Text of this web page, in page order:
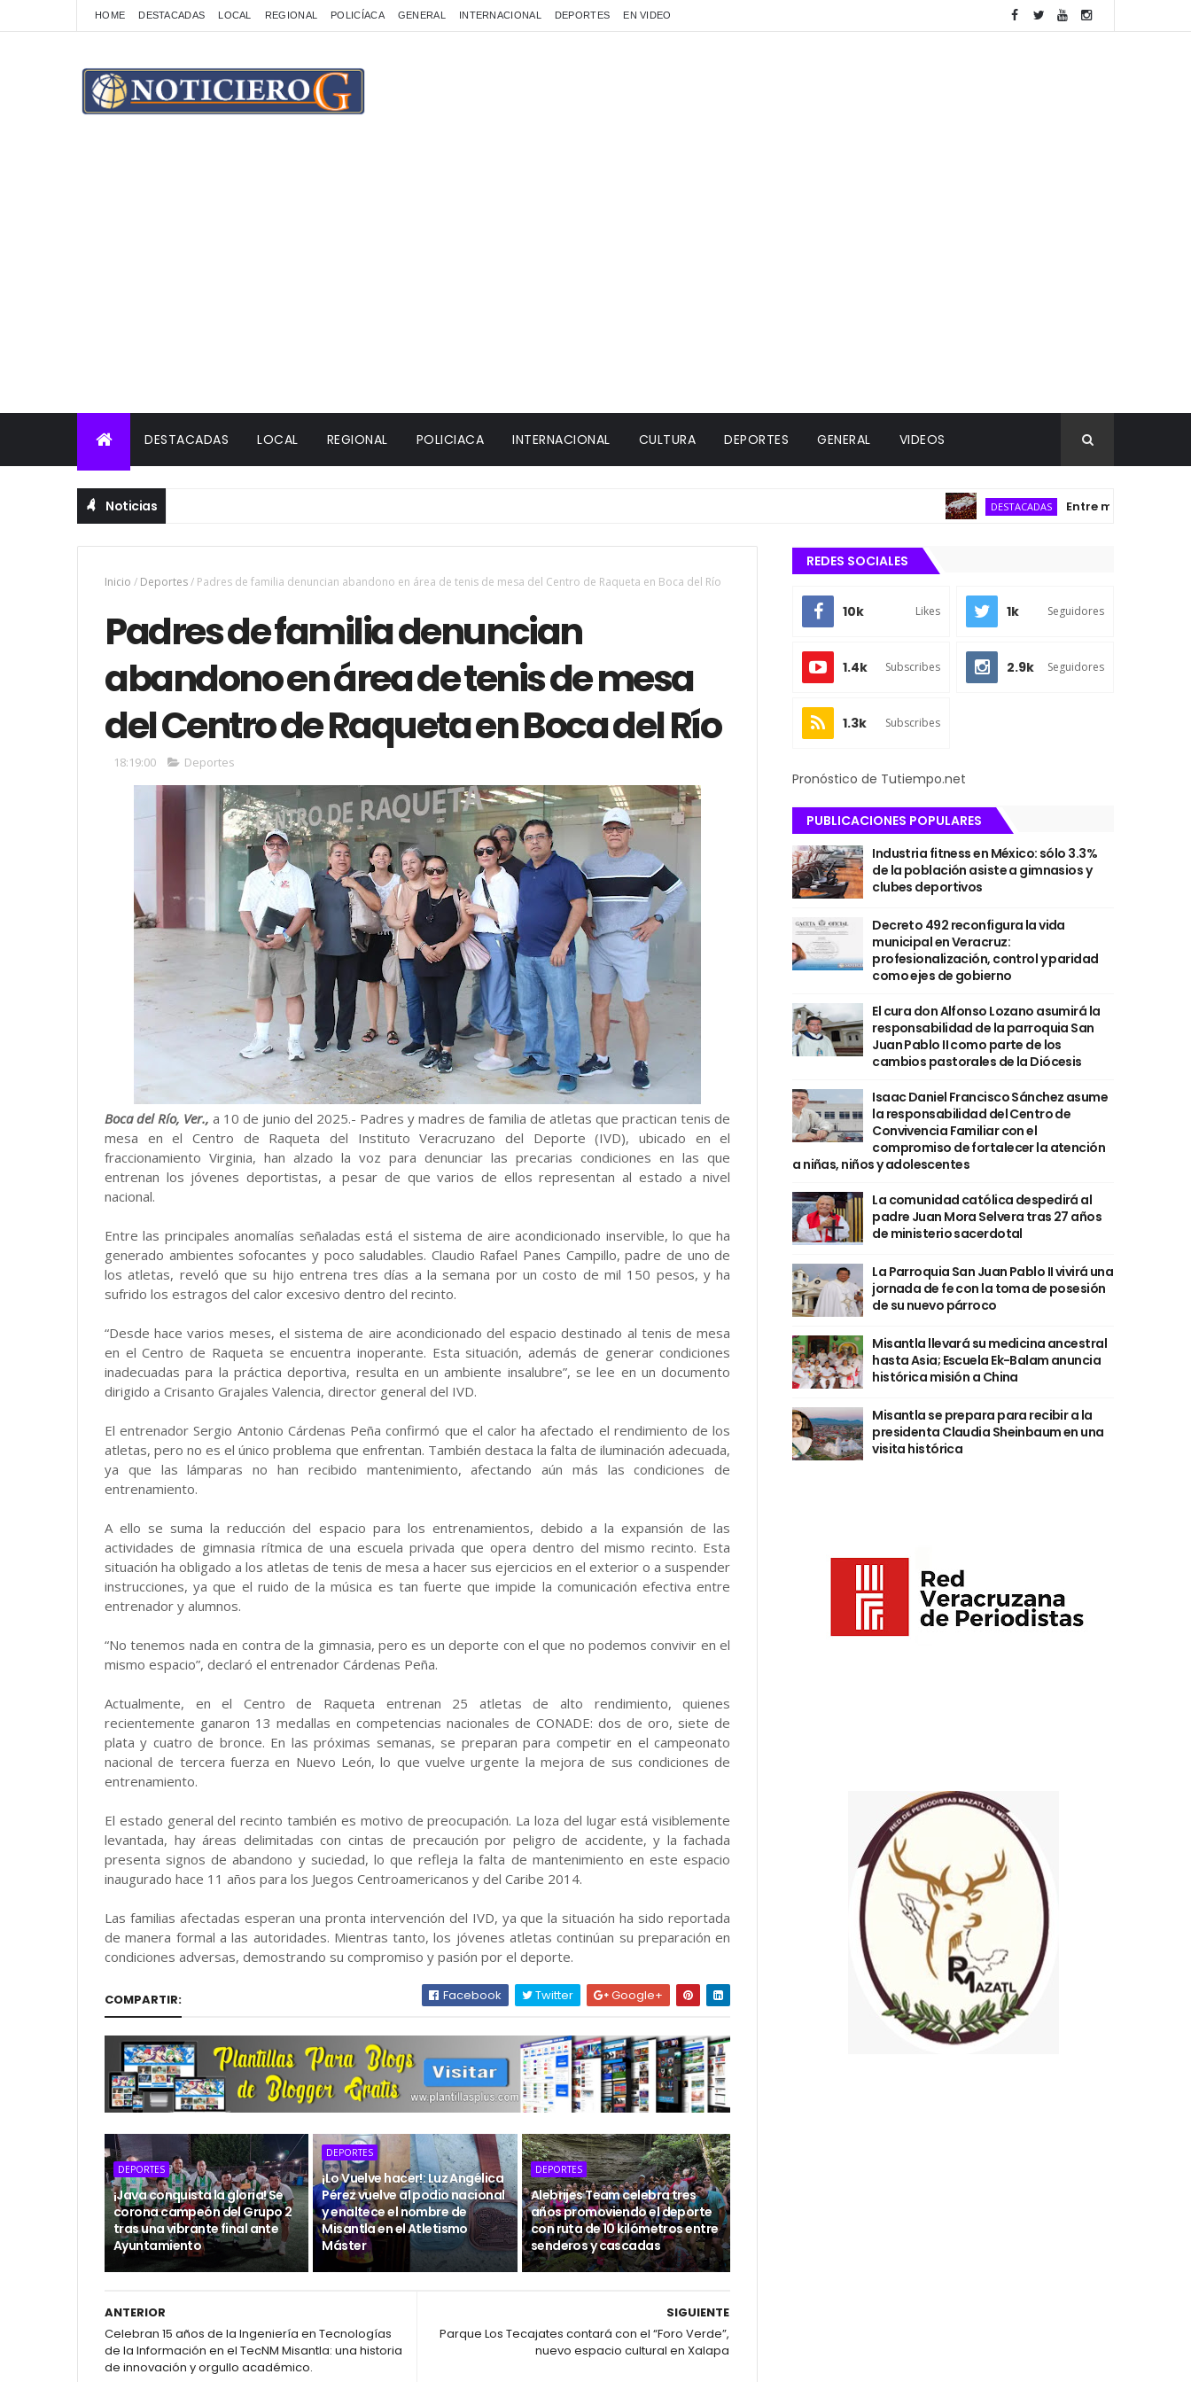
HOME DESTACADAS LOCAL REGIONAL POLICÍACA GENERAL INTERNACIONAL DEPORTES EN VIDEO
DESTACADAS LOCAL REGIONAL POLICIACA INTERNACIONAL CULTURA DEPORTES GENERAL VIDEOS
Noticias DESTACADAS Entre manzanas y flores,
Inicio / Deportes/ Padres de familia denuncian abandono en área de tenis de mesa del Centro de Raqueta en Boca del Río
Padres de familia denuncian
abandono en área de tenis de mesa
del Centro de Raqueta en Boca del Río
18:19:00 Deportes
Boca del Río, Ver.,a 10 de junio del 2025.- Padres y madres de familia de atletas que practican tenis de
mesa en el Centro de Raqueta del Instituto Veracruzano del Deporte (IVD), ubicado en el
fraccionamiento Virginia, han alzado la voz para denunciar las precarias condiciones en las que
entrenan los jóvenes deportistas, a pesar de que varios de ellos representan al estado a nivel
nacional.
Entre las principales anomalías señaladas está el sistema de aire acondicionado inservible, lo que ha
generado ambientes sofocantes y poco saludables. Claudio Rafael Panes Campillo, padre de uno de
los atletas, reveló que su hijo entrena tres días a la semana por un costo de mil 150 pesos, y ha
sufrido los estragos del calor excesivo dentro del recinto.
“Desde hace varios meses, el sistema de aire acondicionado del espacio destinado al tenis de mesa
en el Centro de Raqueta se encuentra inoperante. Esta situación, además de generar condiciones
inadecuadas para la práctica deportiva, resulta en un ambiente insalubre”, se lee en un documento
dirigido a Crisanto Grajales Valencia, director general del IVD.
El entrenador Sergio Antonio Cárdenas Peña confirmó que el calor ha afectado el rendimiento de los
atletas, pero no es el único problema que enfrentan. También destaca la falta de iluminación adecuada,
ya que las lámparas no han recibido mantenimiento, afectando aún más las condiciones de
entrenamiento.
A ello se suma la reducción del espacio para los entrenamientos, debido a la expansión de las
actividades de gimnasia rítmica de una escuela privada que opera dentro del mismo recinto. Esta
situación ha obligado a los atletas de tenis de mesa a hacer sus ejercicios en el exterior o a suspender
instrucciones, ya que el ruido de la música es tan fuerte que impide la comunicación efectiva entre
entrenador y alumnos.
“No tenemos nada en contra de la gimnasia, pero es un deporte con el que no podemos convivir en el
mismo espacio”, declaró el entrenador Cárdenas Peña.
Actualmente, en el Centro de Raqueta entrenan 25 atletas de alto rendimiento, quienes
recientemente ganaron 13 medallas en competencias nacionales de CONADE: dos de oro, siete de
plata y cuatro de bronce. En las próximas semanas, se preparan para competir en el campeonato
nacional de tercera fuerza en Nuevo León, lo que vuelve urgente la mejora de sus condiciones de
entrenamiento.
El estado general del recinto también es motivo de preocupación. La loza del lugar está visiblemente
levantada, hay áreas delimitadas con cintas de precaución por peligro de accidente, y la fachada
presenta signos de abandono y suciedad, lo que refleja la falta de mantenimiento en este espacio
inaugurado hace 11 años para los Juegos Centroamericanos y del Caribe 2014.
Las familias afectadas esperan una pronta intervención del IVD, ya que la situación ha sido reportada
de manera formal a las autoridades. Mientras tanto, los jóvenes atletas continúan su preparación en
condiciones adversas, demostrando su compromiso y pasión por el deporte.
COMPARTIR: Facebook Twitter Google+
DEPORTES
¡Java conquista la gloria! Se
corona campeón del Grupo 2
tras una vibrante final ante
Ayuntamiento
DEPORTES
¡Lo Vuelve hacer!: Luz Angélica
Pérez vuelve al podio nacional
y enaltece el nombre de
Misantla en el Atletismo
Máster
DEPORTES
Alebrijes Team celebra tres
años promoviendo el deporte
con ruta de 10 kilómetros entre
senderos y cascadas
SIGUIENTE
Parque Los Tecajates contará con el “Foro Verde”,
nuevo espacio cultural en Xalapa
ANTERIOR
Celebran 15 años de la Ingeniería en Tecnologías
de la Información en el TecNM Misantla: una historia
de innovación y orgullo académico.
REDES SOCIALES
10k Likes 1k Seguidores
1.4k Subscribes 2.9k Seguidores
1.3k Subscribes
Pronóstico de Tutiempo.net
PUBLICACIONES POPULARES
Industria fitness en México: sólo 3.3%
de la población asiste a gimnasios y
clubes deportivos
Decreto 492 reconfigura la vida
municipal en Veracruz:
profesionalización, control y paridad
como ejes de gobierno
El cura don Alfonso Lozano asumirá la
responsabilidad de la parroquia San
Juan Pablo II como parte de los
cambios pastorales de la Diócesis
Isaac Daniel Francisco Sánchez asume
la responsabilidad del Centro de
Convivencia Familiar con el
compromiso de fortalecer la atención
a niñas, niños y adolescentes
La comunidad católica despedirá al
padre Juan Mora Selvera tras 27 años
de ministerio sacerdotal
La Parroquia San Juan Pablo II vivirá una
jornada de fe con la toma de posesión
de su nuevo párroco
Misantla llevará su medicina ancestral
hasta Asia; Escuela Ek-Balam anuncia
histórica misión a China
Misantla se prepara para recibir a la
presidenta Claudia Sheinbaum en una
visita histórica